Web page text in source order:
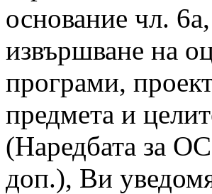
основание чл.
извършване на
програми,
предмета и
(Наредбата за
доп.), Ви